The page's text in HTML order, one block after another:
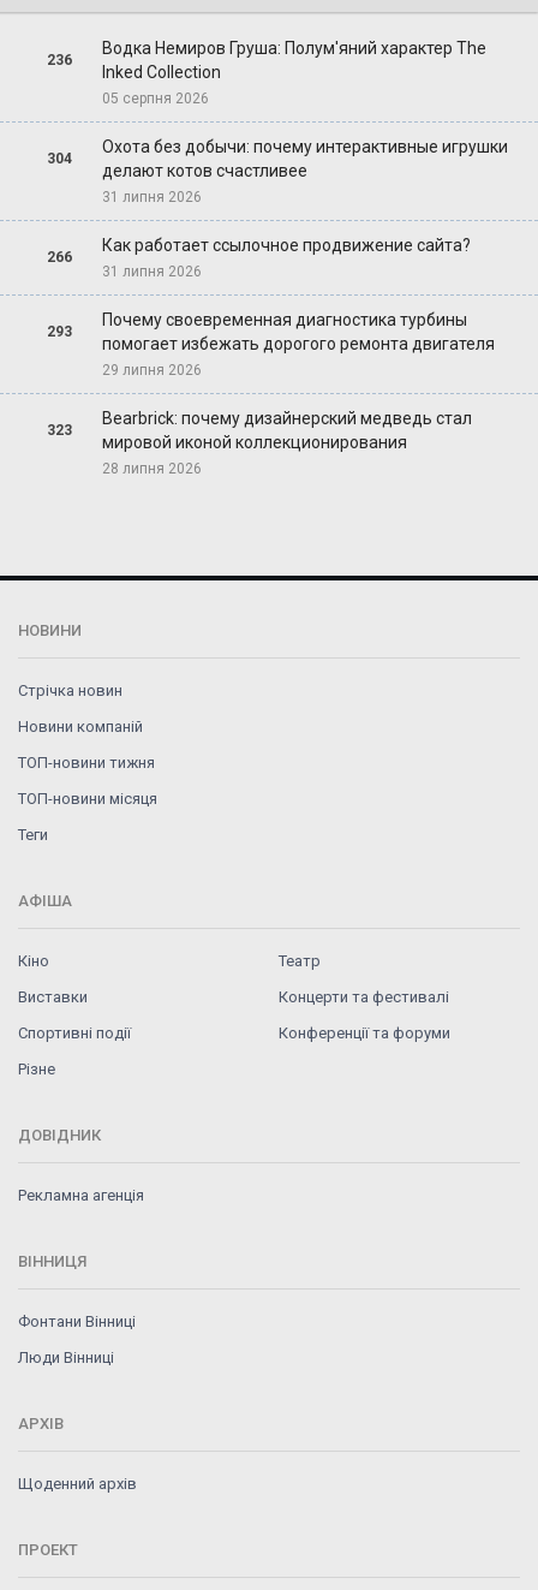
236
Водка Немиров Груша: Полум'яний характер The
Inked Collection
05 серпня 2026
304
Охота без добычи: почему интерактивные игрушки
делают котов счастливее
31 липня 2026
266
Как работает ссылочное продвижение сайта?
31 липня 2026
293
Почему своевременная диагностика турбины
помогает избежать дорогого ремонта двигателя
29 липня 2026
323
Bearbrick: почему дизайнерский медведь стал
мировой иконой коллекционирования
28 липня 2026
НОВИНИ
Стрічка новин
Новини компаній
ТОП-новини тижня
ТОП-новини місяця
Теги
АФІША
Кіно
Театр
Виставки
Концерти та фестивалі
Спортивні події
Конференції та форуми
Різне
ДОВІДНИК
Рекламна агенція
ВІННИЦЯ
Фонтани Вінниці
Люди Вінниці
АРХІВ
Щоденний архів
ПРОЕКТ